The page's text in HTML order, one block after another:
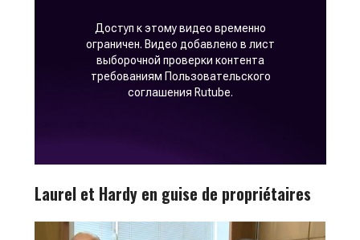
Laurel et Hardy en guise de propriétaires